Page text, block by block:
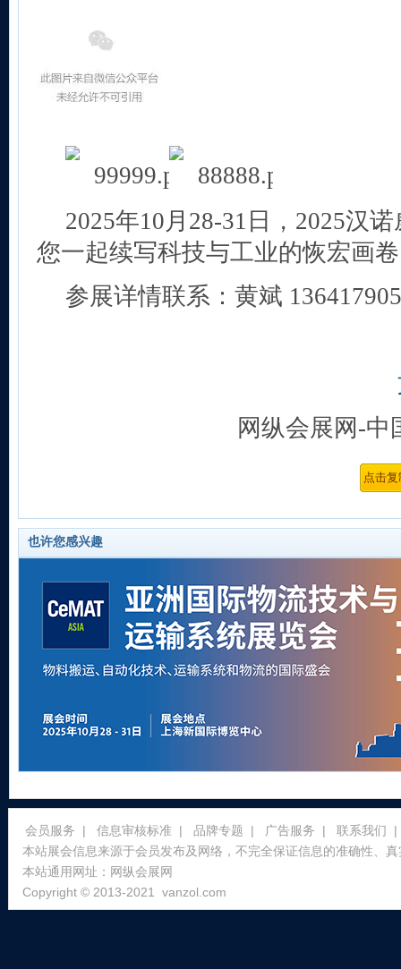
2025年10月28-31日，2025汉
您一起续写科技与工业的恢宏画
参展详情联系：黄斌
网纵会展网-中
也许您感兴趣
会员服务 | 信息审核标准 | 品牌专题 | 广告服务 | 联系我们
|
本站展会信息来源于会员发布及网络，不完全保证信息的准确性、
本站通用网址： 网纵会展网
Copyright © 2013-2021 vanzol.com